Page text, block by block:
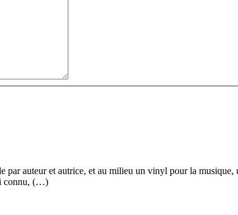
auteur et autrice, et au milieu un vinyl pour la
connu, (…)